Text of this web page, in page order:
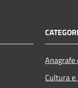
Cultura